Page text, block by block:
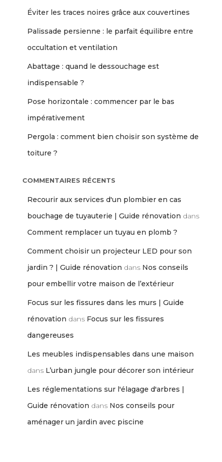
Éviter les traces noires grâce aux couvertines
Palissade persienne : le parfait équilibre entre
occultation et ventilation
Abattage : quand le dessouchage est
indispensable ?
Pose horizontale : commencer par le bas
impérativement
Pergola : comment bien choisir son système de
toiture ?
COMMENTAIRES RÉCENTS
Recourir aux services d'un plombier en cas
bouchage de tuyauterie | Guide rénovation dans
Comment remplacer un tuyau en plomb ?
Comment choisir un projecteur LED pour son
jardin ? | Guide rénovation dans Nos conseils
pour embellir votre maison de l’extérieur
Focus sur les fissures dans les murs | Guide
rénovation dans Focus sur les fissures
dangereuses
Les meubles indispensables dans une maison
dans L’urban jungle pour décorer son intérieur
Les réglementations sur l'élagage d'arbres |
Guide rénovation dans Nos conseils pour
aménager un jardin avec piscine